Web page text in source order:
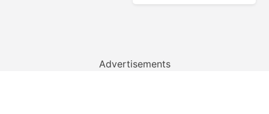
Advertisements